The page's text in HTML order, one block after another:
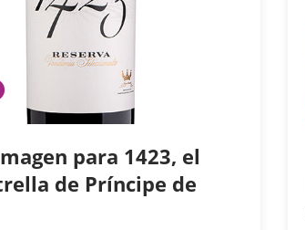
para 1423, el
de Príncipe de